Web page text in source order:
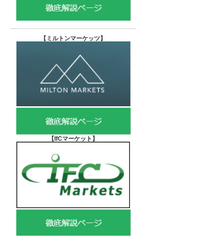
【 ミルトンマーケッツ】
【IfCマーケット 】